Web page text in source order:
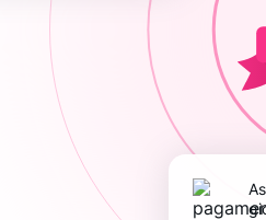
Assistenza 365